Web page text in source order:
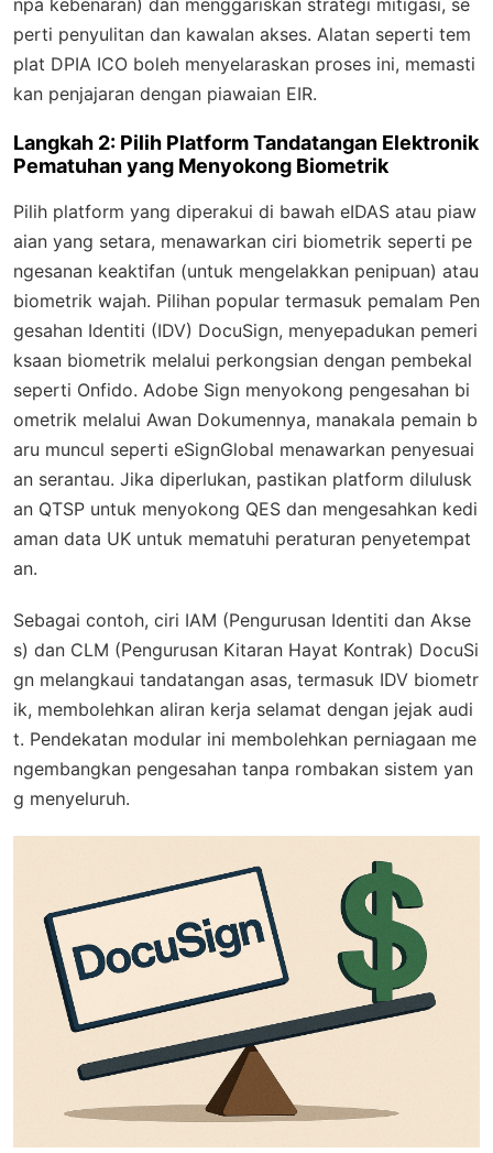
npa kebenaran) dan menggariskan strategi mitigasi, se
perti penyulitan dan kawalan akses. Alatan seperti tem
plat DPIA ICO boleh menyelaraskan proses ini, memasti
kan penjajaran dengan piawaian EIR.
Langkah 2: Pilih Platform Tandatangan Elektronik
Pematuhan yang Menyokong Biometrik
Pilih platform yang diperakui di bawah eIDAS atau piaw
aian yang setara, menawarkan ciri biometrik seperti pe
ngesanan keaktifan (untuk mengelakkan penipuan) atau
biometrik wajah. Pilihan popular termasuk pemalam Pen
gesahan Identiti (IDV) DocuSign, menyepadukan pemeri
ksaan biometrik melalui perkongsian dengan pembekal
seperti Onfido. Adobe Sign menyokong pengesahan bi
ometrik melalui Awan Dokumennya, manakala pemain b
aru muncul seperti eSignGlobal menawarkan penyesuai
an serantau. Jika diperlukan, pastikan platform dilulusk
an QTSP untuk menyokong QES dan mengesahkan kedi
aman data UK untuk mematuhi peraturan penyetempat
an.
Sebagai contoh, ciri IAM (Pengurusan Identiti dan Akse
s) dan CLM (Pengurusan Kitaran Hayat Kontrak) DocuSi
gn melangkaui tandatangan asas, termasuk IDV biometr
ik, membolehkan aliran kerja selamat dengan jejak audi
t. Pendekatan modular ini membolehkan perniagaan me
ngembangkan pengesahan tanpa rombakan sistem yan
g menyeluruh.